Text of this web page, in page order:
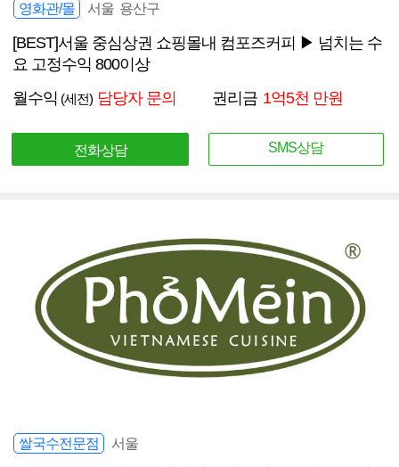
영화관/몰 서울 용산구
[BEST]서울 중심상권 쇼핑몰내 컴포즈커피 ▶ 넘치는 수
요 고정수익 800이상
월수익 (세전) 담당자 문의 권리금 1억5천 만원
전화상담 SMS상담
쌀국수전문점 서울